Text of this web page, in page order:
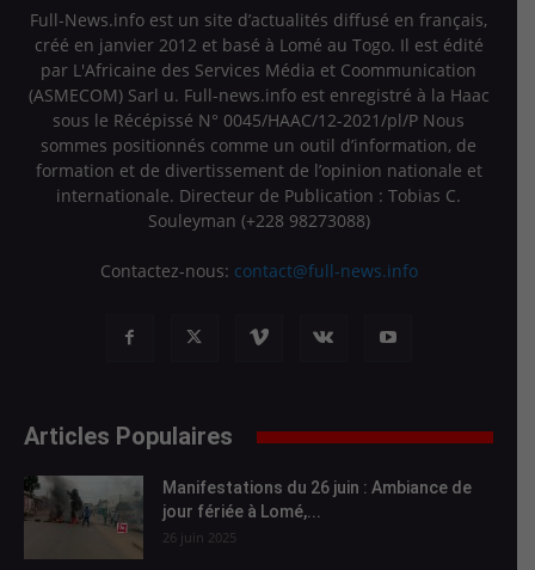
Full-News.info est un site d’actualités diffusé en français,
créé en janvier 2012 et basé à Lomé au Togo. Il est édité
par L'Africaine des Services Média et Coommunication
(ASMECOM) Sarl u. Full-news.info est enregistré à la Haac
sous le Récépissé N° 0045/HAAC/12-2021/pl/P Nous
sommes positionnés comme un outil d’information, de
formation et de divertissement de l’opinion nationale et
internationale. Directeur de Publication : Tobias C.
Souleyman (+228 98273088)
Contactez-nous: contact@full-news.info
Articles Populaires
Manifestations du 26 juin : Ambiance de
jour fériée à Lomé,...
26 juin 2025